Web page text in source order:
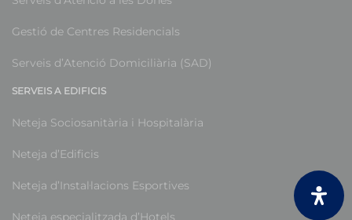
Gestió de Centres Residencials
Serveis d’Atenció Domiciliària (SAD)
SERVEIS A EDIFICIS
Neteja Sociosanitària i Hospitalària
Neteja d’Edificis
Neteja d’Instal·lacions Esportives
Neteja especialitzada d’Hotels